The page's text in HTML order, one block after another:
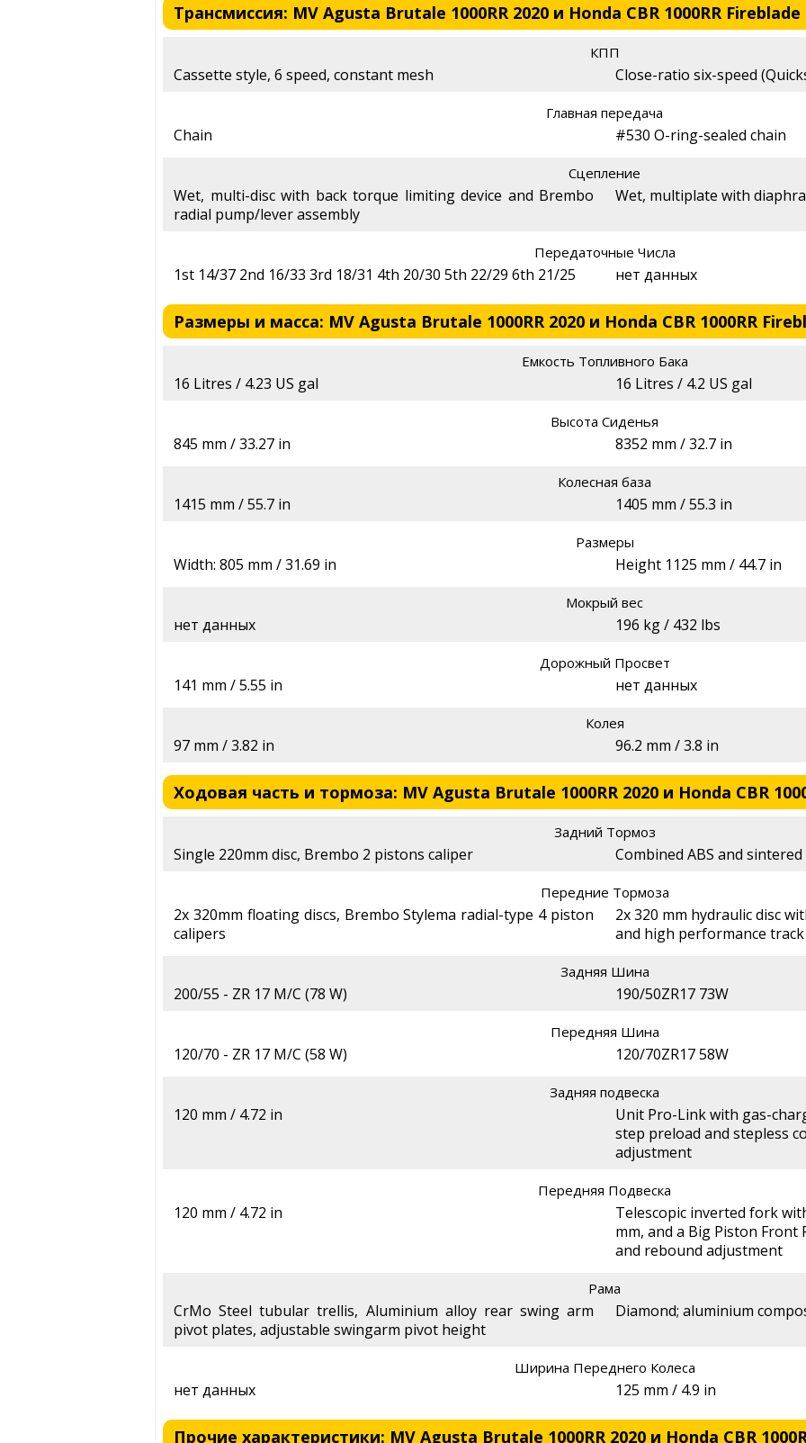
Трансмиссия: MV Agusta Brutale 1000RR 2020 и Honda CBR 1000RR Fireblade
КПП
Cassette style, 6 speed, constant mesh Close-ratio six-speed
Главная передача
Chain #530 O-ring-sealed chain
Сцепление
Wet, multi-disc with back torque limiting device and Brembo
radial pump/lever assembly
Wet, multiplate with
Передаточные Числа
1st 14/37 2nd 16/33 3rd 18/31 4th 20/30 5th 22/29 6th 21/25 нет данных
Размеры и масса: MV Agusta Brutale 1000RR 2020 и Honda CBR 1000RR
Емкость Топливного Бака
16 Litres / 4.23 US gal 16 Litres / 4.2 US gal
Высота Сиденья
845 mm / 33.27 in 8352 mm / 32.7 in
Колесная база
1415 mm / 55.7 in 1405 mm / 55.3 in
Размеры
Width: 805 mm / 31.69 in Height 1125 mm / 44.7 in
Мокрый вес
нет данных 196 kg / 432 lbs
Дорожный Просвет
141 mm / 5.55 in нет данных
Колея
97 mm / 3.82 in 96.2 mm / 3.8 in
Ходовая часть и тормоза: MV Agusta Brutale 1000RR 2020 и Honda CBR
Задний Тормоз
Single 220mm disc, Brembo 2 pistons caliper Combined ABS and
Передние Тормоза
2x 320mm floating discs, Brembo Stylema radial-type 4 piston
calipers
2x 320 mm hydraulic disc
and high performance track
Задняя Шина
200/55 - ZR 17 M/C (78 W) 190/50ZR17 73W
Передняя Шина
120/70 - ZR 17 M/C (58 W) 120/70ZR17 58W
Задняя подвеска
120 mm / 4.72 in
Unit Pro-Link with gas-
step preload and stepless
adjustment
Передняя Подвеска
120 mm / 4.72 in
Telescopic inverted fork
mm, and a Big Piston
and rebound adjustment
Рама
CrMo Steel tubular trellis, Aluminium alloy rear swing arm
pivot plates, adjustable swingarm pivot height
Diamond; aluminium
Ширина Переднего Колеса
нет данных 125 mm / 4.9 in
Прочие характеристики: MV Agusta Brutale 1000RR 2020 и Honda CBR